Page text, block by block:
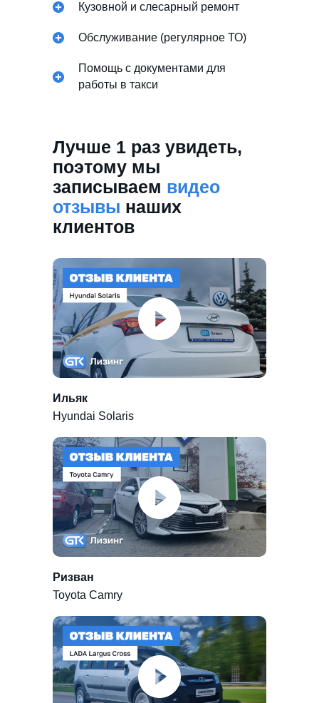
Кузовной и слесарный ремонт
Обслуживание (регулярное ТО)
Помощь с документами для
работы в такси
Лучше 1 раз увидеть,
поэтому мы
записываем видео
отзывы наших
клиентов
Ильяк
Hyundai Solaris
Ризван
Toyota Camry